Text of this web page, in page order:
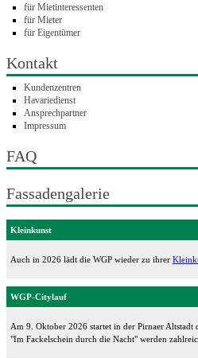
für Mietinteressenten
für Mieter
für Eigentümer
Kontakt
Kundenzentren
Havariedienst
Ansprechpartner
Impressum
FAQ
Fassadengalerie
Kleinkunst
Auch in 2026 lädt die WGP wieder zu ihrer
WGP-Citylauf
Am 9. Oktober 2026 startet in der Pirnaer Altstadt
"Im Fackelschein durch die Nacht" werden